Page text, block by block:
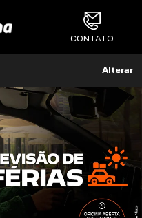
CONTATO
Alterar